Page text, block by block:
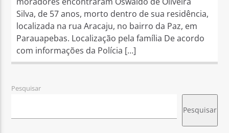
Silva, de 57 anos, morto dentro de sua residência,
localizada na rua Aracaju, no bairro da Paz, em
Parauapebas. Localização pela família De acordo
com informações da Polícia […]
Pesquisar
Pesquisar